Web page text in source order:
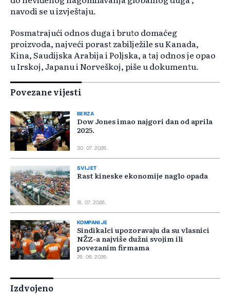
navodi se u izvještaju.
Posmatrajući odnos duga i bruto domaćeg
proizvoda, najveći porast zabilježile su Kanada,
Kina, Saudijska Arabija i Poljska, a taj odnos je opao
u Irskoj, Japanu i Norveškoj, piše u dokumentu.
Povezane vijesti
BERZA
Dow Jones imao najgori dan od aprila
2025.
30. 07. 2026.
SVIJET
Rast kineske ekonomije naglo opada
15. 07. 2026.
KOMPANIJE
Sindikalci upozoravaju da su vlasnici
NŽZ-a najviše dužni svojim ili
povezanim firmama
26. 06. 2026.
Izdvojeno